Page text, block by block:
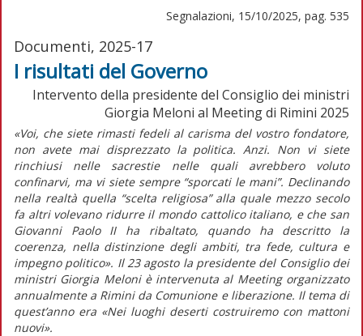
Segnalazioni, 15/10/2025, pag. 535
Documenti, 2025-17
I risultati del Governo
Intervento della presidente del Consiglio dei ministri
Giorgia Meloni al Meeting di Rimini 2025
«Voi, che siete rimasti fedeli al carisma del vostro fondatore,
non avete mai disprezzato la politica. Anzi. Non vi siete
rinchiusi nelle sacrestie nelle quali avrebbero voluto
confinarvi, ma vi siete sempre “sporcati le mani”. Declinando
nella realtà quella “scelta religiosa” alla quale mezzo secolo
fa altri volevano ridurre il mondo cattolico italiano, e che san
Giovanni Paolo II ha ribaltato, quando ha descritto la
coerenza, nella distinzione degli ambiti, tra fede, cultura e
impegno politico». Il 23 agosto la presidente del Consiglio dei
ministri Giorgia Meloni è intervenuta al Meeting organizzato
annualmente a Rimini da Comunione e liberazione. Il tema di
quest’anno era «Nei luoghi deserti costruiremo con mattoni
nuovi».